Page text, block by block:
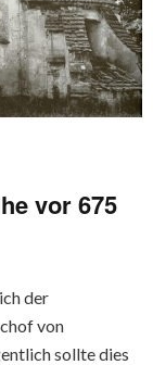
vor 675
der
von
sollte dies